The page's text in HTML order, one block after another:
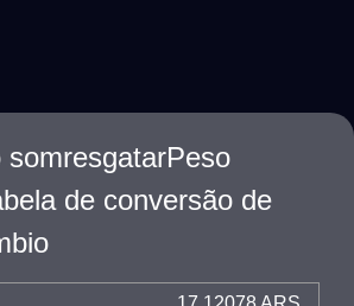
somresgatarPeso
de conversão de